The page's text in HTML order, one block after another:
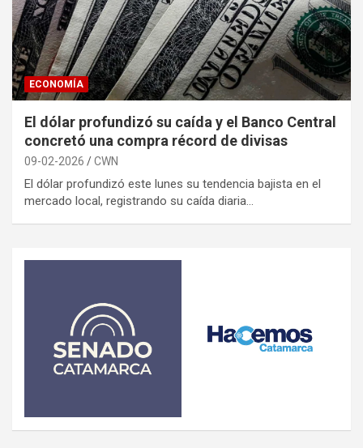
ECONOMÍA
El dólar profundizó su caída y el Banco Central
concretó una compra récord de divisas
09-02-2026 CWN
El dólar profundizó este lunes su tendencia bajista en el
mercado local, registrando su caída diaria…